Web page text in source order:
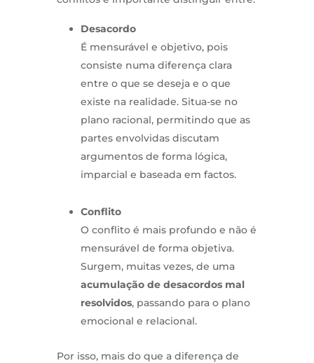
Desacordo
É mensurável e objetivo, pois
consiste numa diferença clara
entre o que se deseja e o que
existe na realidade. Situa-se no
plano racional, permitindo que as
partes envolvidas discutam
argumentos de forma lógica,
imparcial e baseada em factos.
Conflito
O conflito é mais profundo e não é
mensurável de forma objetiva.
Surgem, muitas vezes, de uma
acumulação de desacordos mal
resolvidos, passando para o plano
emocional e relacional.
Por isso, mais do que a diferença de